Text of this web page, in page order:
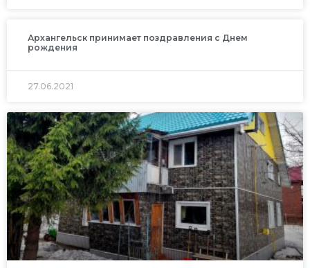
Архангельск принимает поздравления с Днем
рождения
27.06.2021